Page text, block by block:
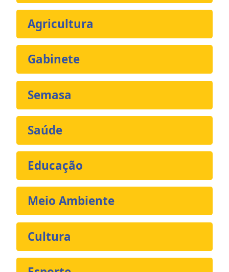
Agricultura
Gabinete
Semasa
Saúde
Educação
Meio Ambiente
Cultura